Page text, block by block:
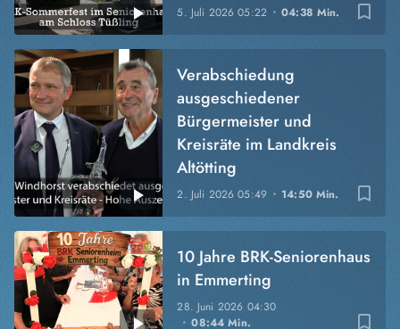
bookmark_border
5. Juli 202605:22 04:38 Min.
bookmark_border
2. Juli 202605:49 14:50 Min.
Verabschiedung
ausgeschiedener
Bürgermeister und
Kreisräte im Landkreis
Altötting
bookmark_border
28. Juni 2026 04:30
08:44 Min.
10 Jahre BRK-Seniorenhaus
in Emmerting